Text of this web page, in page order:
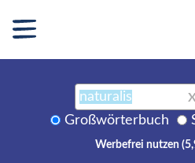
Großwörterbuch
Werbefrei nutzen